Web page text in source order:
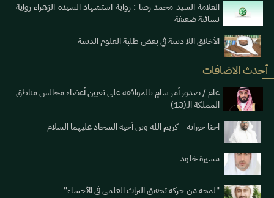
العلامة السيد محمد رضا : رواية استشهاد السيدة الزهراء رواية
نسائية ضعيفة
الأخلاق اللا دينية في بعض طلبة العلوم الدينية
أحدث الاضافات
عام / صدور أمر سامٍ بالموافقة على تعيين أعضاء مجالس مناطق
المملكة الـ(13)
احنا جيرانه – كريم الله وبن أخيه السجاد عليهما السلام
مسيرة خلود
"لمحة من حركة تحقيق التراث العلمي في الأحساء"